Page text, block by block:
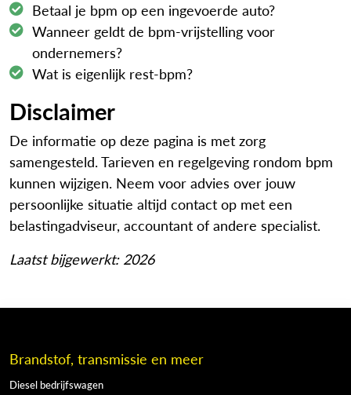
Betaal je bpm op een ingevoerde auto?
Wanneer geldt de bpm-vrijstelling voor
ondernemers?
Wat is eigenlijk rest-bpm?
Disclaimer
De informatie op deze pagina is met zorg
samengesteld. Tarieven en regelgeving rondom bpm
kunnen wijzigen. Neem voor advies over jouw
persoonlijke situatie altijd contact op met een
belastingadviseur, accountant of andere specialist.
Laatst bijgewerkt: 2026
Brandstof, transmissie en meer
Diesel bedrijfswagen